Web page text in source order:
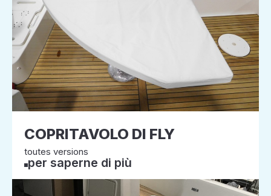
COPRITAVOLO DI FLY
toutes versions
per saperne di più